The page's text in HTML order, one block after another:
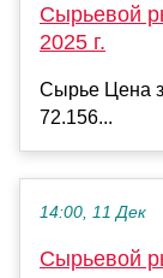
Сырьевой
2025 г.
Сырье Цена
72.156...
14:00, 11 Дек
Сырьевой